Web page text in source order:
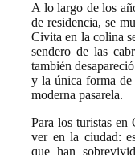
A lo largo de los
de residencia, se
Civita en la colina
sendero de las
también
y la única forma de
moderna pasarela.
Para los turistas en
ver en la ciudad:
que han